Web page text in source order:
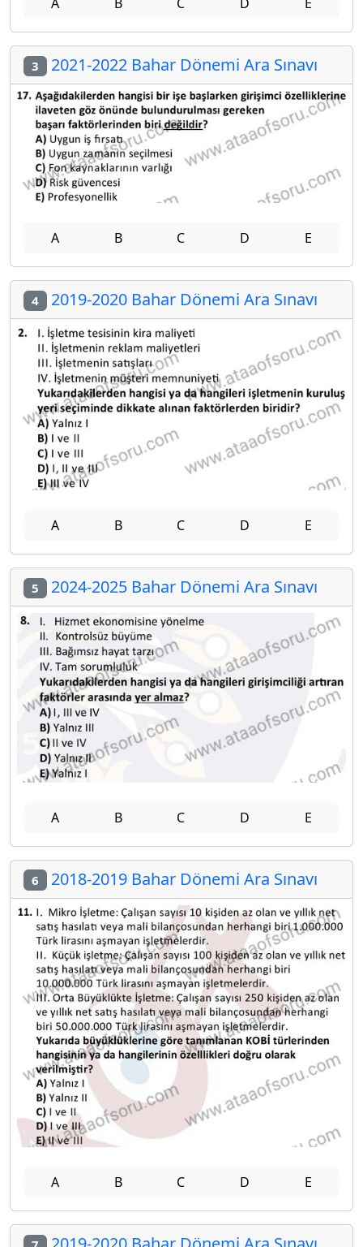
3 2021-2022 Bahar Dönemi Ara Sınavı
A B C D E
4 2019-2020 Bahar Dönemi Ara Sınavı
A B C D E
5 2024-2025 Bahar Dönemi Ara Sınavı
A B C D E
6 2018-2019 Bahar Dönemi Ara Sınavı
A B C D E